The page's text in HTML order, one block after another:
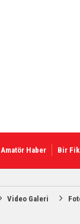
Amatör Haber Bir
Video Galeri